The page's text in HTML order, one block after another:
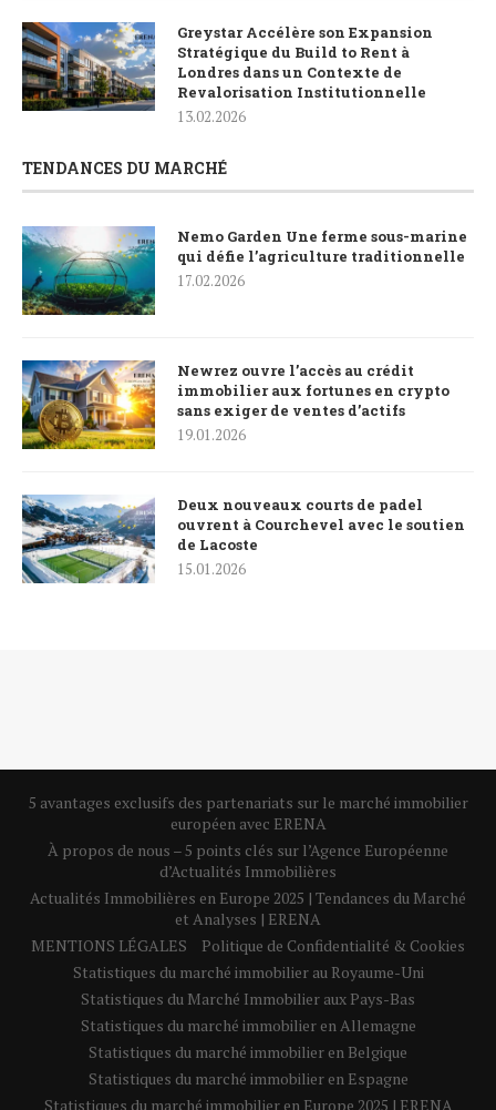
Greystar Accélère son Expansion
Stratégique du Build to Rent à
Londres dans un Contexte de
Revalorisation Institutionnelle
13.02.2026
TENDANCES DU MARCHÉ
Nemo Garden Une ferme sous-marine
qui défie l’agriculture traditionnelle
17.02.2026
Newrez ouvre l’accès au crédit
immobilier aux fortunes en crypto
sans exiger de ventes d’actifs
19.01.2026
Deux nouveaux courts de padel
ouvrent à Courchevel avec le soutien
de Lacoste
15.01.2026
5 avantages exclusifs des partenariats sur le marché immobilier
européen avec ERENA
À propos de nous – 5 points clés sur l’Agence Européenne
d’Actualités Immobilières
Actualités Immobilières en Europe 2025 | Tendances du Marché
et Analyses | ERENA
MENTIONS LÉGALES
Politique de Confidentialité & Cookies
Statistiques du marché immobilier au Royaume-Uni
Statistiques du Marché Immobilier aux Pays-Bas
Statistiques du marché immobilier en Allemagne
Statistiques du marché immobilier en Belgique
Statistiques du marché immobilier en Espagne
Statistiques du marché immobilier en Europe 2025 | ERENA